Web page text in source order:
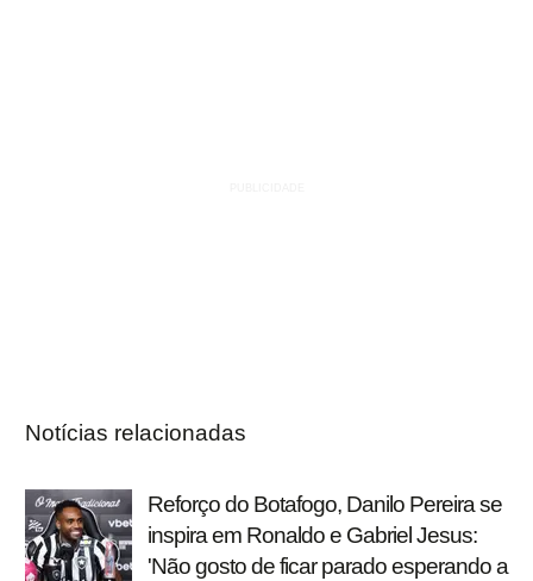
Notícias relacionadas
Reforço do Botafogo, Danilo Pereira se
inspira em Ronaldo e Gabriel Jesus:
'Não gosto de ficar parado esperando a